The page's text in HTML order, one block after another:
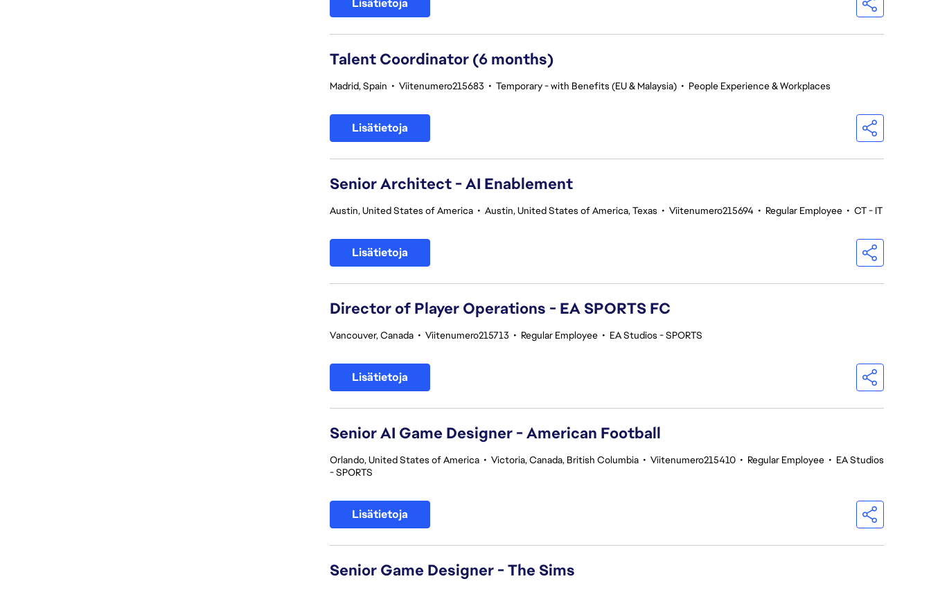
Lisätietoja
Talent Coordinator (6 months)
Madrid, Spain • Viitenumero215683 • Temporary - with Benefits (EU & Malaysia) • People Experience & Workplaces
Lisätietoja
Senior Architect - AI Enablement
Austin, United States of America • Austin, United States of America, Texas • Viitenumero215694 • Regular Employee • CT - IT
Lisätietoja
Director of Player Operations - EA SPORTS FC
Vancouver, Canada • Viitenumero215713 • Regular Employee • EA Studios - SPORTS
Lisätietoja
Senior AI Game Designer - American Football
Orlando, United States of America • Victoria, Canada, British Columbia • Viitenumero215410 • Regular Employee • EA Studios
- SPORTS
Lisätietoja
Senior Game Designer - The Sims